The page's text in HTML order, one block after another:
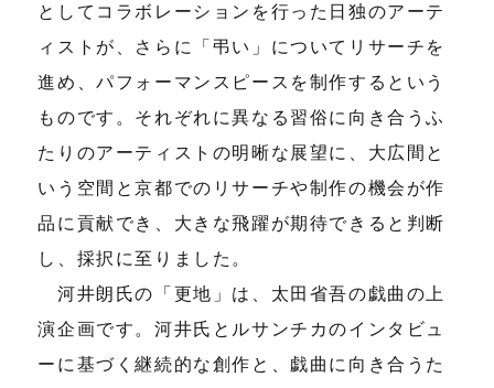
としてコラボレーションを行った日独のアーテ
ィストが、さらに「弔い」についてリサーチを
進め、パフォーマンスピースを制作するという
ものです。それぞれに異なる習俗に向き合うふ
たりのアーティストの明晰な展望に、大広間と
いう空間と京都でのリサーチや制作の機会が作
品に貢献でき、大きな飛躍が期待できると判断
し、採択に至りました。
河井朗氏の「更地」は、太田省吾の戯曲の上
演企画です。河井氏とルサンチカのインタビュ
ーに基づく継続的な創作と、戯曲に向き合うた